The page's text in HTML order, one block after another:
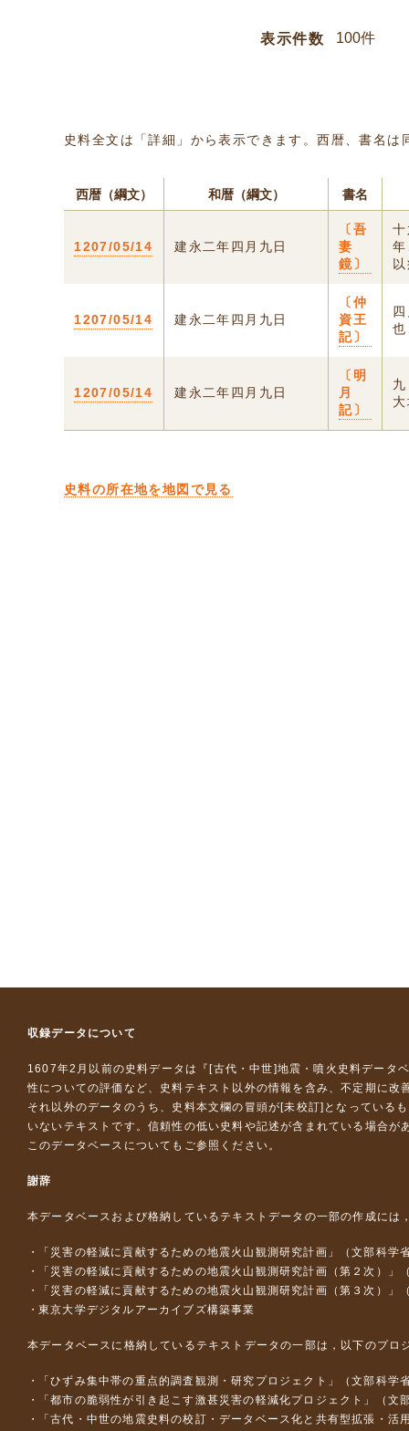
表示件数
史料全文は「詳細」から表示できます。西暦、書名
西暦（綱文） 和暦（綱文） 書名
1207/05/14 建永二年四月九日
〔吾
妻
鏡〕
1207/05/14 建永二年四月九日
〔仲
資王
記〕
1207/05/14 建永二年四月九日
〔明
月
記〕
史料の所在地を地図で見る
収録データについて
1607年2月以前の史料データは『 [古代・中世]地震・噴火史料データ
性についての評価など、史料テキスト以外の情報を含み、不定期に改
それ以外のデータのうち、史料本文欄の冒頭が[未校訂]となっている
いないテキストです。信頼性の低い史料や記述が含まれている場合が
このデータベースについて もご参照ください。
謝辞
本データベースおよび格納しているテキストデータの一部の作成には
「災害の軽減に貢献するための地震火山観測研究計画」（文部科学
「災害の軽減に貢献するための地震火山観測研究計画（第２次）」
「災害の軽減に貢献するための地震火山観測研究計画（第３次）」
東京大学デジタルアーカイブズ構築事業
本データベースに格納しているテキストデータの一部は，以下のプロ
「ひずみ集中帯の重点的調査観測・研究プロジェクト」（文部科
「都市の脆弱性が引き起こす激甚災害の軽減化プロジェクト」（
「古代・中世の地震史料の校訂・データベース化と共有型拡張・